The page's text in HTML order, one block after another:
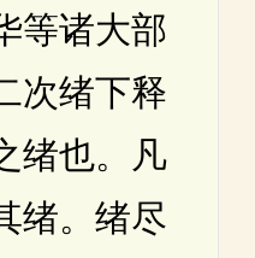
等诸大部
次绪下释
绪也。凡
绪。绪尽